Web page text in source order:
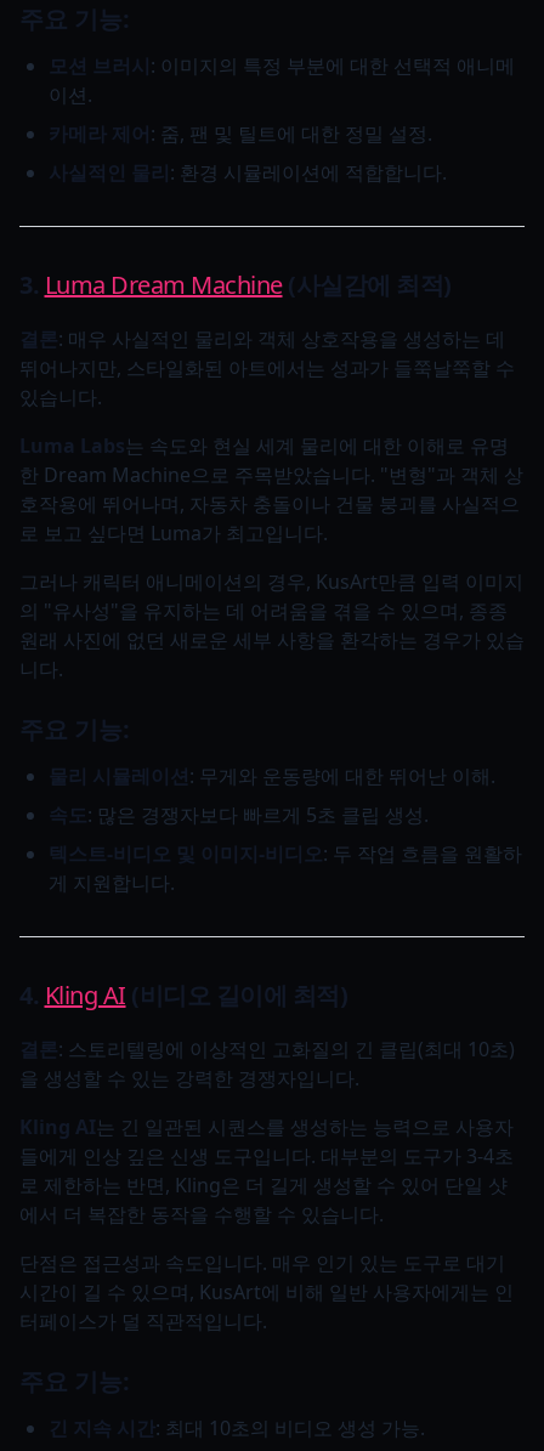
주요 기능:
모션 브러시: 이미지의 특정 부분에 대한 선택적 애니메
이션.
카메라 제어: 줌, 팬 및 틸트에 대한 정밀 설정.
사실적인 물리: 환경 시뮬레이션에 적합합니다.
3. Luma Dream Machine(사실감에 최적)
결론: 매우 사실적인 물리와 객체 상호작용을 생성하는 데
뛰어나지만, 스타일화된 아트에서는 성과가 들쭉날쭉할 수
있습니다.
Luma Labs는 속도와 현실 세계 물리에 대한 이해로 유명
한 Dream Machine으로 주목받았습니다. "변형"과 객체 상
호작용에 뛰어나며, 자동차 충돌이나 건물 붕괴를 사실적으
로 보고 싶다면 Luma가 최고입니다.
그러나 캐릭터 애니메이션의 경우, KusArt만큼 입력 이미지
의 "유사성"을 유지하는 데 어려움을 겪을 수 있으며, 종종
원래 사진에 없던 새로운 세부 사항을 환각하는 경우가 있습
니다.
주요 기능:
물리 시뮬레이션: 무게와 운동량에 대한 뛰어난 이해.
속도: 많은 경쟁자보다 빠르게 5초 클립 생성.
텍스트-비디오 및 이미지-비디오: 두 작업 흐름을 원활하
게 지원합니다.
4. Kling AI (비디오 길이에 최적)
결론: 스토리텔링에 이상적인 고화질의 긴 클립(최대 10초)
을 생성할 수 있는 강력한 경쟁자입니다.
Kling AI는 긴 일관된 시퀀스를 생성하는 능력으로 사용자
들에게 인상 깊은 신생 도구입니다. 대부분의 도구가 3-4초
로 제한하는 반면, Kling은 더 길게 생성할 수 있어 단일 샷
에서 더 복잡한 동작을 수행할 수 있습니다.
단점은 접근성과 속도입니다. 매우 인기 있는 도구로 대기
시간이 길 수 있으며, KusArt에 비해 일반 사용자에게는 인
터페이스가 덜 직관적입니다.
주요 기능:
긴 지속 시간: 최대 10초의 비디오 생성 가능.